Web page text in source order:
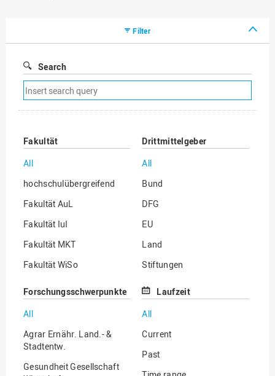
Filter
Search
Remove
search
filter
Fakultät
All
hochschulübergreifend
Fakultät AuL
Fakultät IuI
Fakultät MKT
Fakultät WiSo
Drittmittelgeber
All
Bund
DFG
EU
Land
Stiftungen
Sonstige
Forschungsschwerpunkte
All
Agrar Ernähr. Land.- &
Stadtentw.
Gesundheit Gesellschaft
Laufzeit
All
Current
Past